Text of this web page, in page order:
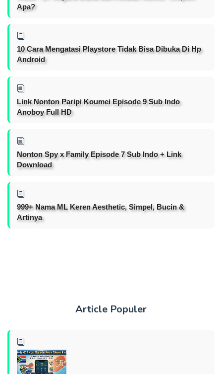
Apa?
10 Cara Mengatasi Playstore Tidak Bisa Dibuka Di Hp
Android
Link Nonton Paripi Koumei Episode 9 Sub Indo
Anoboy Full HD
Nonton Spy x Family Episode 7 Sub Indo + Link
Download
999+ Nama ML Keren Aesthetic, Simpel, Bucin &
Artinya
Article Populer